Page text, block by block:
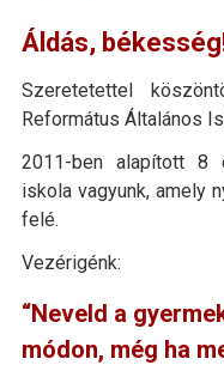
Áldás,
Szeretetettel
Református Általános
2011-ben alapított 8
iskola vagyunk, amely
felé.
Vezérigénk:
“Neveld a
módon, még ha